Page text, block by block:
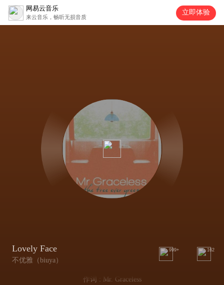
网易云音乐
来云音乐，畅听无损音质
立即体验
Lovely Face
不优雅（biuya）
999+ 162
作词 : Mr. Graceless